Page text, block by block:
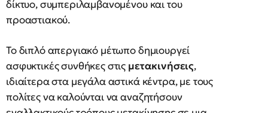
δίκτυο, συμπεριλαμβανομένου και του
προαστιακού.
Το διπλό απεργιακό μέτωπο δημιουργεί
ασφυκτικές συνθήκες στις μετακινήσεις,
ιδιαίτερα στα μεγάλα αστικά κέντρα, με τους
πολίτες να καλούνται να αναζητήσουν